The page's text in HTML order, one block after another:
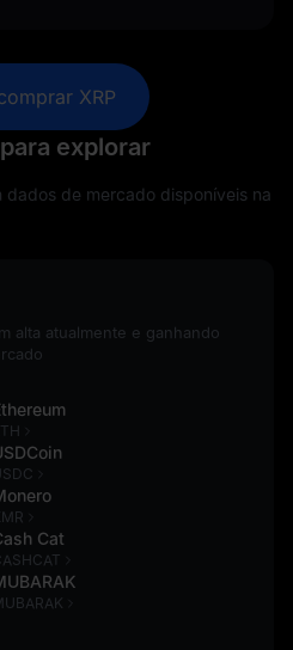
XRP
explorar
de mercado disponíveis na
alta atualmente e ganhando
Cat